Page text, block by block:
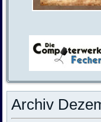
Archiv